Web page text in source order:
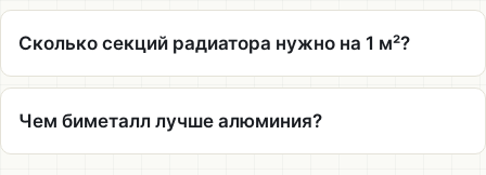
Сколько секций радиатора нужно на 1 м²?
Чем биметалл лучше алюминия?